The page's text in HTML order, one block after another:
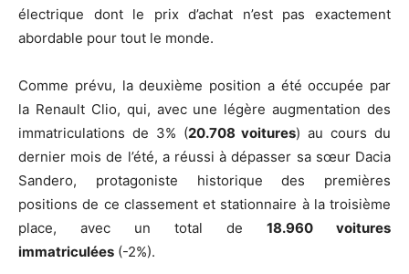
électrique dont le prix d’achat n’est pas exactement
abordable pour tout le monde.
Comme prévu, la deuxième position a été occupée par
la Renault Clio, qui, avec une légère augmentation des
immatriculations de 3% (20.708 voitures) au cours du
dernier mois de l’été, a réussi à dépasser sa sœur Dacia
Sandero, protagoniste historique des premières
positions de ce classement et stationnaire à la troisième
place, avec un total de 18.960 voitures
immatriculées (-2%).